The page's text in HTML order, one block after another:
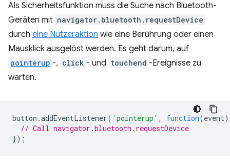
Als Sicherheitsfunktion muss die Suche nach Bluetooth-
Geräten mit navigator.bluetooth.requestDevice
durch eine Nutzeraktion wie eine Berührung oder einen
Mausklick ausgelöst werden. Es geht darum, auf
pointerup -, click - und touchend -Ereignisse zu
warten.
button .addEventListener( 'pointerup' , function(event)
// Call navigator.bluetooth.requestDevice
});